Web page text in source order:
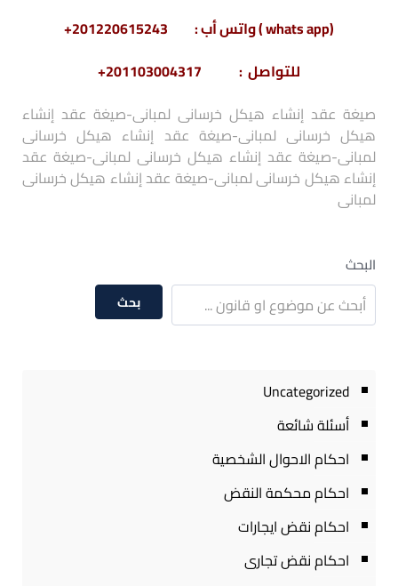
(whats app ) واتس أب : 201220615243+
للتواصل : 201103004317+
صيغة عقد إنشاء هيكل خرسانى لمبانى-صيغة عقد إنشاء
هيكل خرسانى لمبانى-صيغة عقد إنشاء هيكل خرسانى
لمبانى-صيغة عقد إنشاء هيكل خرسانى لمبانى-صيغة عقد
إنشاء هيكل خرسانى لمبانى-صيغة عقد إنشاء هيكل خرسانى
لمبانى
البحث
بحث
Uncategorized
أسئلة شائعة
احكام الاحوال الشخصية
احكام محكمة النقض
احكام نقض ايجارات
احكام نقض تجارى